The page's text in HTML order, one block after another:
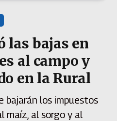
las bajas en
al campo y
en la Rural
bajarán los impuestos
maíz, al sorgo y al